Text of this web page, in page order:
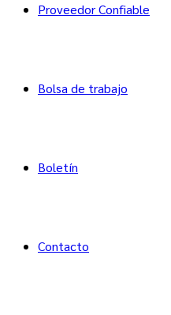
Proveedor Confiable
Bolsa de trabajo
Boletín
Contacto